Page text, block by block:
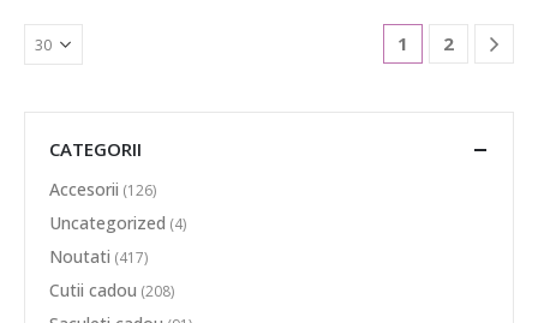
1 2
CATEGORII
Accesorii (126)
Uncategorized (4)
Noutati (417)
Cutii cadou (208)